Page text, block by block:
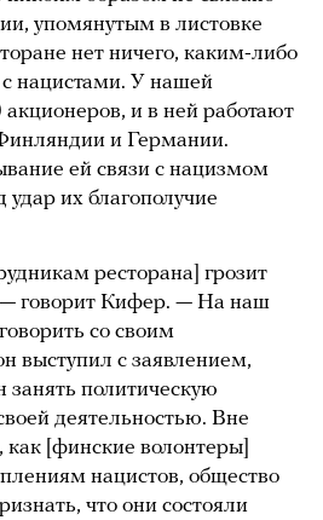
упомянутым в листовке
нет ничего, каким-либо
с нацистами. У нашей
и в ней работают
и Германии.
ей связи с нацизмом
их благополучие
ресторана] грозит
— говорит Кифер. — На наш
со своим
выступил с заявлением,
политическую
деятельностью. Вне
как [финские волонтеры]
нацистов, общество
что они состояли